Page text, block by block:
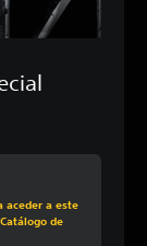
ao preço
aceder a este
de